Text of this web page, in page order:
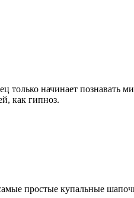
только начинает познавать
как гипноз.
простые купальные